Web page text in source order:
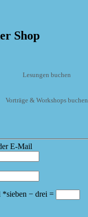
Shop
Lesungen buchen
Vorträge & Workshops buchen
E-Mail
*sieben − drei =